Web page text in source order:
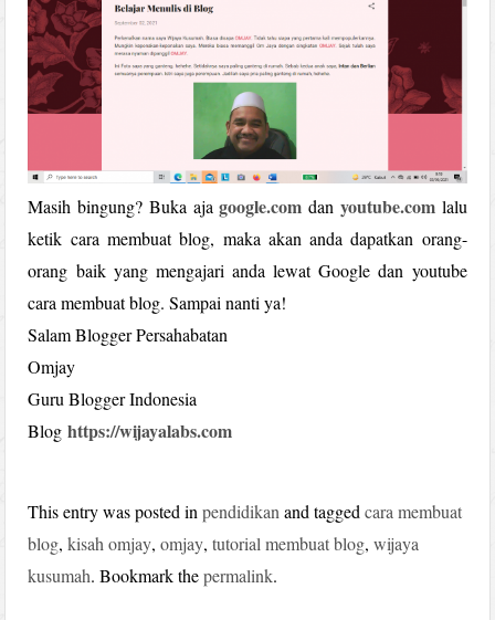
Masih bingung? Buka ajagoogle.com dan youtube.comlalu
ketik cara membuat blog, maka akan anda dapatkan orang-
orang baik yang mengajari anda lewat Google dan youtube
cara membuat blog. Sampai nanti ya!
Salam Blogger Persahabatan
Omjay
Guru Blogger Indonesia
Bloghttps://wijayalabs.com
This entry was posted inpendidikan and taggedcara membuat
blog,kisah omjay,omjay,tutorial membuat blog,wijaya
kusumah. Bookmark thepermalink.